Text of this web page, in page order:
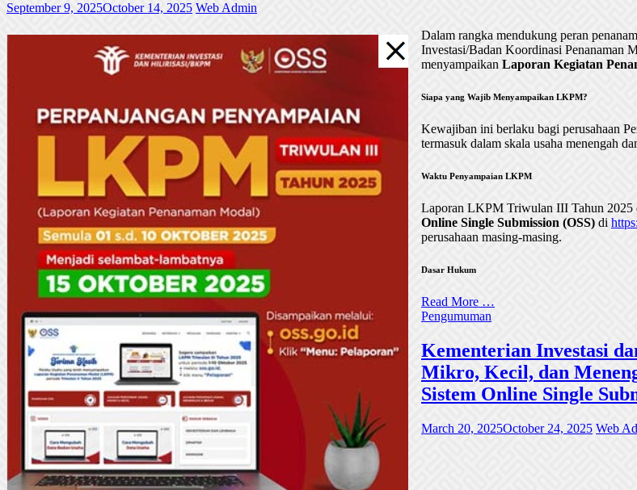
September 9, 2025October 14, 2025 Web Admin
Dalam rangka mendukung peran
Investasi/Badan Koordinasi Penanaman
menyampaikan Laporan Kegiatan
Siapa yang Wajib Menyampaikan LKPM?
Kewajiban ini berlaku bagi perusahaan
termasuk dalam skala usaha menengah
Waktu Penyampaian LKPM
Laporan LKPM Triwulan III Tahun 2025
Online Single Submission (OSS) di
perusahaan masing-masing.
Dasar Hukum
Read More …
Pengumuman
Kementerian Investasi
Mikro, Kecil, dan
Sistem Online Single
March 20, 2025October 24, 2025 Web